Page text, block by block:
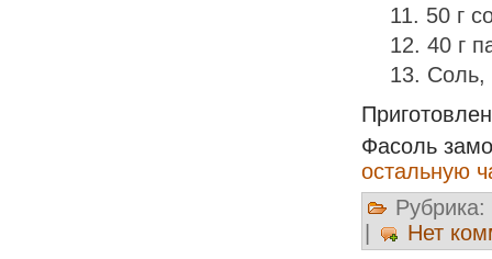
50 г
40 г
Соль,
Фасоль
остальную
Рубрика:
Нет